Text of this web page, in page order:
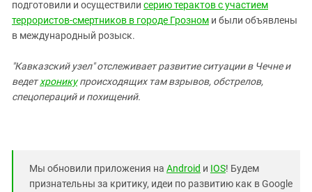
подготовили и осуществили серию терактов с участием
террористов-смертников в городе Грозном и были объявлены
в международный розыск.
"Кавказский узел" отслеживает развитие ситуации в Чечне и
ведетхроникупроисходящих там взрывов, обстрелов,
спецопераций и похищений.
Мы обновили приложения на Android и IOS! Будем
признательны за критику, идеи по развитию как в Google